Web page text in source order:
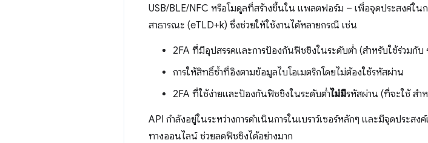
USB/BLE/NFC หรือโมดูลที่สร้างขึ้นใน แพลตฟอร์ม – เพื่อจุดประสงค์ใน
สาธารณะ (eTLD+k) ซึ่งช่วยให้ใช้งานได้หลายกรณี เช่น
2FA ที่มีอุปสรรคและการป้องกันฟิชชิงในระดับต่ำ (สำหรับใช้ร่วมกับ
การให้สิทธิ์ซ้ำที่อิงตามข้อมูลไบโอเมตริกโดยไม่ต้องใช้รหัสผ่าน
2FA ที่ใช้ง่ายและป้องกันฟิชชิงในระดับต่ำไม่มีรหัสผ่าน (ที่จะใช้ ส
API กำลังอยู่ในระหว่างการดำเนินการในเบราว์เซอร์หลักๆ และมีจุดปร
ทางออนไลน์ ช่วยลดฟิชชิงได้อย่างมาก